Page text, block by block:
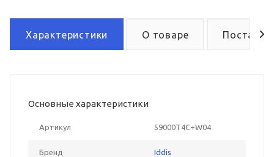
Характеристики О товаре Поставка
Основные характеристики
Артикул 59000T4C+W04
Бренд Iddis